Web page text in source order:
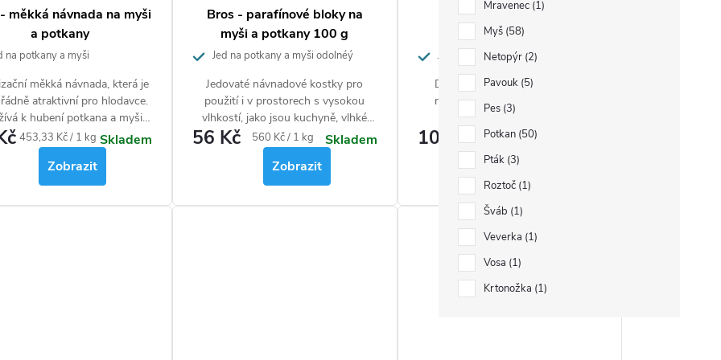
Mravenec 1
Myš 58
Netopýr 2
Pavouk 5
Pes 3
Potkan 50
Pták 3
Roztoč 1
Šváb 1
Veverka 1
Vosa 1
Krtonožka 1
měkká návnada na myši
a potkany
na potkany a myši
měkká návnada, která je
atraktivní pro hlodavce.
k hubení potkana a myši
v domácnostech a
komunální oblasti.
Měrná
453,33 Kč / 1 kg Skladem
Zobrazit
Bros - parafínové bloky na
myši a potkany 100 g
Jed na potkany a myši odolnéý
Jedovaté návnadové kostky pro
použití i v prostorech s vysokou
vlhkostí, jako jsou kuchyně, vlhké
sklepy nebo otevřený terén. Mají
mumifikující účinek.
56 Kč
Měrná
560 Kč / 1 kg
Skladem
Zobrazit
KILRAT Pasta 150 g
Jed na hlodavce
Deratizační nástraha ve formě
měkkých těstovinových sáčků
určená k profesionálnímu i
neprofesionálnímu použití.
108 Kč
Měrná
cena:
720 Kč / 1 kg
Zobrazit